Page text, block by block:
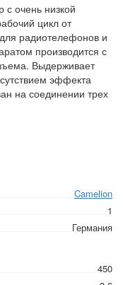
с очень низкой
цикл от
радиотелефонов и
производится с
Выдерживает
эффекта
на соединении трех
Camelion
1
Германия
450